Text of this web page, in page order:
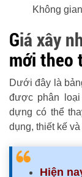
Không
Giá xây
mới theo
Dưới đây là
được phân
dựng có thể
dụng, thiết kế
Hiện